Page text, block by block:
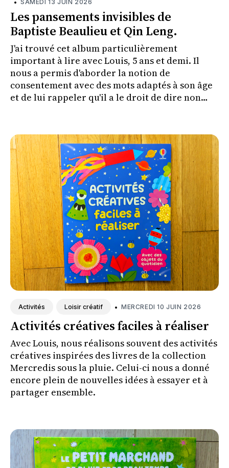
• SAMEDI 13 JUIN 2026
Les pansements invisibles de
Baptiste Beaulieu et Qin Leng.
J'ai trouvé cet album particulièrement
important à lire avec Louis, 5 ans et demi. Il
nous a permis d'aborder la notion de
consentement avec des mots adaptés à son âge
et de lui rappeler qu'il a le droit de dire non
Activités Loisir créatif • MERCREDI 10 JUIN 2026
Activités créatives faciles à réaliser
Avec Louis, nous réalisons souvent des activités
créatives inspirées des livres de la collection
Mercredis sous la pluie. Celui-ci nous a donné
encore plein de nouvelles idées à essayer et à
partager ensemble.